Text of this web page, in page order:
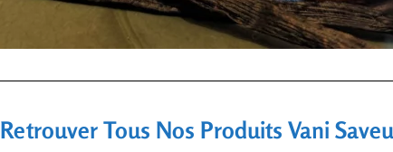
Retrouver Tous Nos Produits Vani